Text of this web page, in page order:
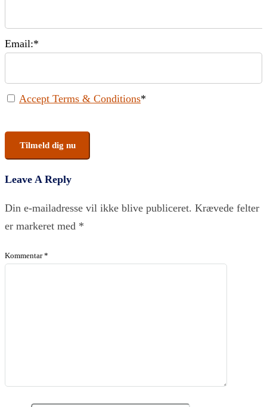
Email:*
Accept Terms & Conditions*
No val
Leave A Reply
Din e-mailadresse vil ikke blive publiceret. Krævede felter
er markeret med *
Kommentar*